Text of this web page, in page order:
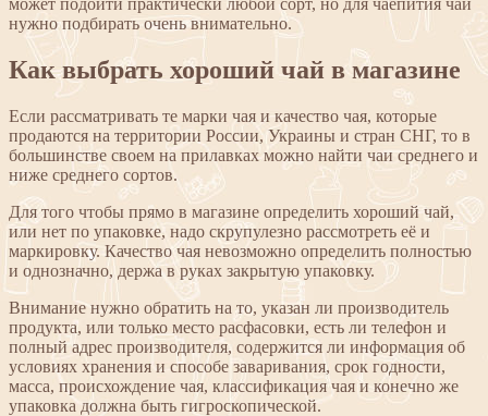
может подойти практически любой сорт, но для чаепития чай
нужно подбирать очень внимательно.
Как выбрать хороший чай в магазине
Если рассматривать те марки чая и качество чая, которые
продаются на территории России, Украины и стран СНГ, то в
большинстве своем на прилавках можно найти чаи среднего и
ниже среднего сортов.
Для того чтобы прямо в магазине определить хороший чай,
или нет по упаковке, надо скрупулезно рассмотреть её и
маркировку. Качество чая невозможно определить полностью
и однозначно, держа в руках закрытую упаковку.
Внимание нужно обратить на то, указан ли производитель
продукта, или только место расфасовки, есть ли телефон и
полный адрес производителя, содержится ли информация об
условиях хранения и способе заваривания, срок годности,
масса, происхождение чая, классификация чая и конечно же
упаковка должна быть гигроскопической.